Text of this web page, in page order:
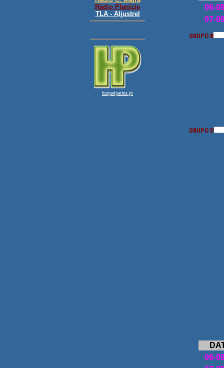
06-
07-
GRUPO B
GRUPO D
06-